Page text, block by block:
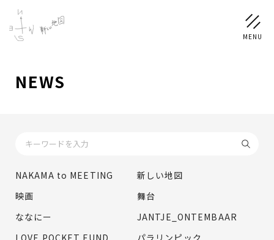
NEWS
香取 慎吾
DISCOGRAPHY
NEWS
NAKAMA to MEETING
新しい地図
映画
舞台
ななにー
JANTJE_ONTEMBAAR
LOVE POCKET FUND
パラリンピック